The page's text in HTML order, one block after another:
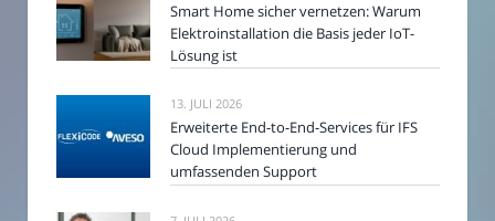
Smart Home sicher vernetzen: Warum
Elektroinstallation die Basis jeder IoT-
Lösung ist
13. JULI 2026
Erweiterte End-to-End-Services für IFS
Cloud Implementierung und
umfassenden Support